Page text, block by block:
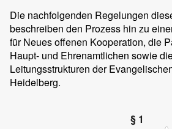
Die nachfolgenden Regelungen
beschreiben den Prozess hin zu
für Neues offenen Kooperation, die
Haupt- und Ehrenamtlichen sowie
Leitungsstrukturen der
Heidelberg.
§ 1